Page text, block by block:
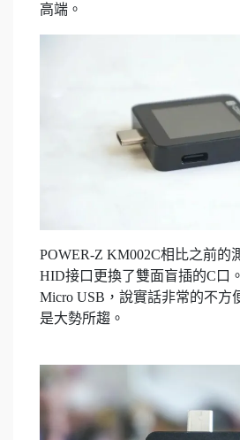
高端。
POWER-Z KM002C相比之前的
HID接口更換了雙面盲插的C口
Micro USB，說實話非常的不方
是大勢所趨。